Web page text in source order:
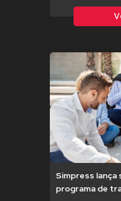
Simpress lança
programa de